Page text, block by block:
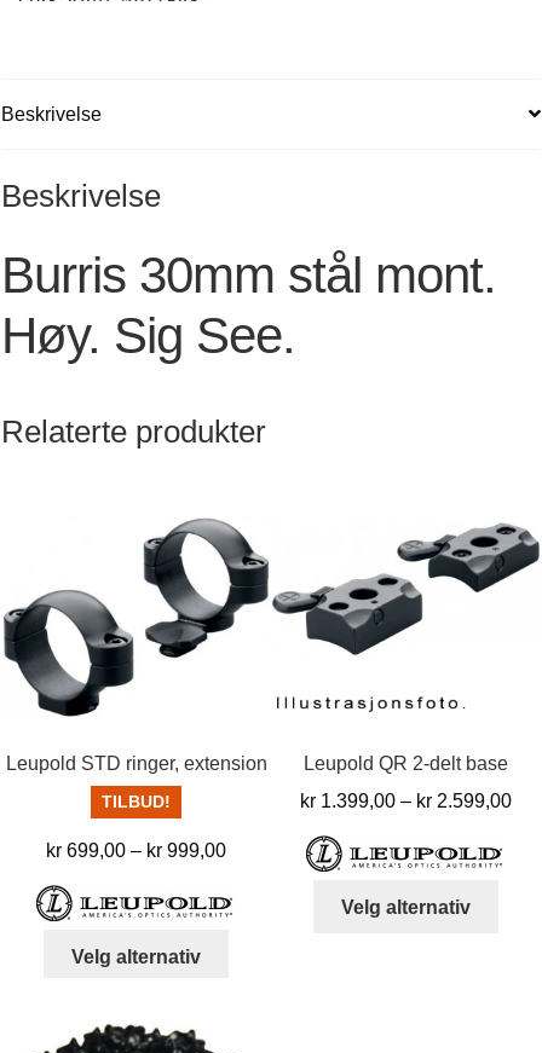
Beskrivelse
Beskrivelse
Burris 30mm stål mont.
Høy. Sig See.
Relaterte produkter
Leupold STD ringer, extension
TILBUD!
kr 699,00 – kr 999,00Prisområde:
til
Velg alternativ
Leupold QR 2-delt base
kr 1.399,00 – kr 2.599,00
Velg alternativ